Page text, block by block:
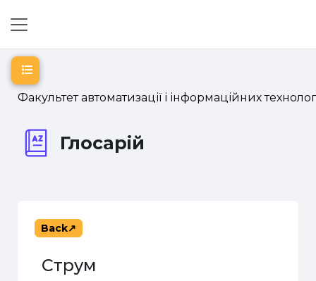
Факультет автоматизації і інформаційних
Глосарій
Open course index
Back
Струм